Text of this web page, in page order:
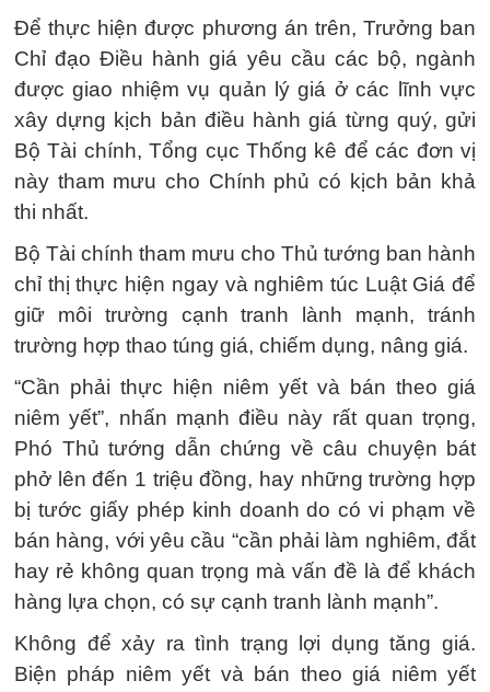
Để thực hiện được phương án trên, Trưởng ban
Chỉ đạo Điều hành giá yêu cầu các bộ, ngành
được giao nhiệm vụ quản lý giá ở các lĩnh vực
xây dựng kịch bản điều hành giá từng quý, gửi
Bộ Tài chính, Tổng cục Thống kê để các đơn vị
này tham mưu cho Chính phủ có kịch bản khả
thi nhất.
Bộ Tài chính tham mưu cho Thủ tướng ban hành
chỉ thị thực hiện ngay và nghiêm túc Luật Giá để
giữ môi trường cạnh tranh lành mạnh, tránh
trường hợp thao túng giá, chiếm dụng, nâng giá.
“Cần phải thực hiện niêm yết và bán theo giá
niêm yết”, nhấn mạnh điều này rất quan trọng,
Phó Thủ tướng dẫn chứng về câu chuyện bát
phở lên đến 1 triệu đồng, hay những trường hợp
bị tước giấy phép kinh doanh do có vi phạm về
bán hàng, với yêu cầu “cần phải làm nghiêm, đắt
hay rẻ không quan trọng mà vấn đề là để khách
hàng lựa chọn, có sự cạnh tranh lành mạnh”.
Không để xảy ra tình trạng lợi dụng tăng giá.
Biện pháp niêm yết và bán theo giá niêm yết